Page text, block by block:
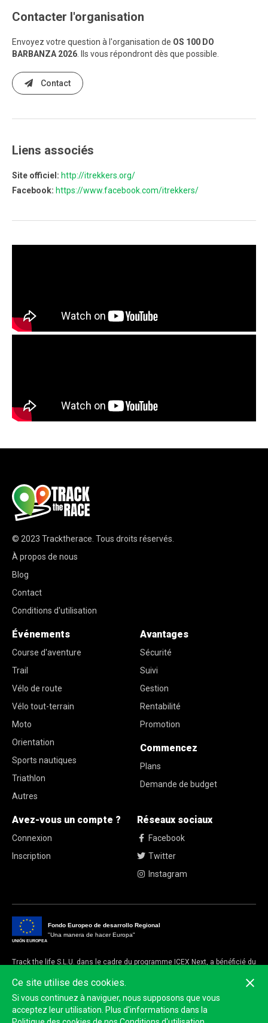
Contacter l'organisation
Envoyez votre question à l'organisation de OS 100 DO
BARBANZA 2026 . Ils vous répondront dès que possible.
Contact
Liens associés
Site officiel: http://itrekkers.org/
Facebook: https://www.facebook.com/itrekkers/
© 2023 Tracktherace Tous droits réservés.
À propos de nous
Blog
Contact
Conditions d'utilisation
Événements
Course d'aventure
Trail
Vélo de route
Vélo tout-terrain
Moto
Orientation
Sports nautiques
Triathlon
Autres
Avantages
Sécurité
Suivi
Gestion
Rentabilité
Promotion
Commencez
Plans
Demande de budget
Avez-vous un compte ?
Connexion
Inscription
Réseaux sociaux
Facebook
Twitter
Instagram
UNIÓN EUROPEA
Fondo Europeo de desarrollo Regional
"Una manera de hacer Europa"
Track the life S.L.U. dans le cadre du programme ICEX Next, a bénéficié du
L'objectif de ce soutien est de contribuer au développement international
de l'entreprise et de son environnement
Ce site utilise des cookies.
Si vous continuez à naviguer, nous supposons que vous
acceptez leur utilisation. Plus d'informations dans la